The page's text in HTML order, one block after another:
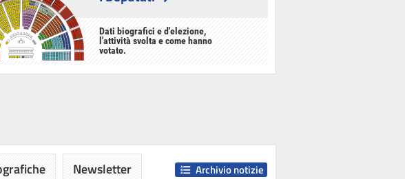
Dati biografici e d'elezione,
l'attività svolta e come hanno
votato.
Archivio notizie
Newsletter